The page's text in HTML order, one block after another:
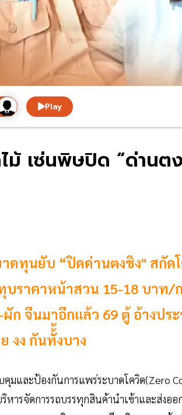
Play
ม้ เซ่นพิษปิด “ด่านต
าดทุนยับ “ปิดด่านตงชิง" สกัด
ทุบราคาหน้าสวน 15-18 บาท
ก จีนมาอีกแล้ว 69 ตู้ อ้างปร
งง กันทั้้งบาง
คุมและป้องกันการแพร่ระบาดโควิด(Zero
หารจัดการรถบรรทุกสินค้านำเข้าและส่งอ